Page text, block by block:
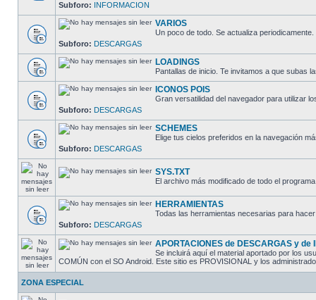
Subforo: INFORMACION
VARIOS
Un poco de todo. Se actualiza periodicamente.
Subforo: DESCARGAS
LOADINGS
Pantallas de inicio. Te invitamos a que subas
ICONOS POIS
Gran versatilidad del navegador para utilizar
Subforo: DESCARGAS
SCHEMES
Elige tus cielos preferidos en la navegación
Subforo: DESCARGAS
SYS.TXT
El archivo más modificado de todo el
HERRAMIENTAS
Todas las herramientas necesarias para
Subforo: DESCARGAS
APORTACIONES de DESCARGAS y de
Se incluirá aquí el material aportado por los
COMÚN con el SO Android. Este sitio es PROVISIONAL y los
ZONA ESPECIAL